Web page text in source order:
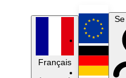
Français